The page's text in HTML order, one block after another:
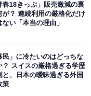
春18きっぷ」販売激減の裏
が？ 連続利用の厳格化だけ
ない「本当の理由」
民」に冷たいのはどっちな
？ スイスの厳格過ぎる学歴
と、日本の曖昧過ぎる外国
策